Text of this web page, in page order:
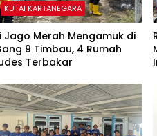
KUTAI KARTANEGARA
Jago Merah Mengamuk di
9 Timbau, 4 Rumah
Terbakar